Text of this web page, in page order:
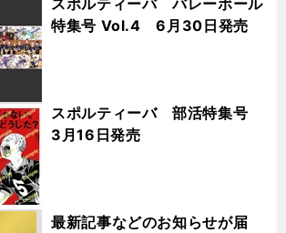
特集号 Vol.4 6月30日発売
スポルティーバ 部活特集号
3月16日発売
最新記事などのお知らせが届